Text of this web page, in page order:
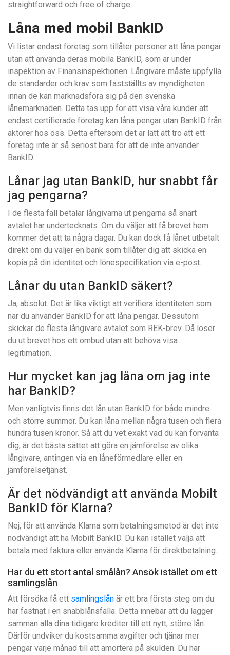
straightforward och free of charge.
Låna med mobil BankID
Vi listar endast företag som tillåter personer att låna pengar
utan att använda deras mobila BankID, som är under
inspektion av Finansinspektionen. Långivare måste uppfylla
de standarder och krav som fastställts av myndigheten
innan de kan marknadsföra sig på den svenska
lånemarknaden. Detta tas upp för att visa våra kunder att
endast certifierade företag kan låna pengar utan BankID från
aktörer hos oss. Detta eftersom det är lätt att tro att ett
företag inte är så seriöst bara för att de inte använder
BankID.
Lånar jag utan BankID, hur snabbt får
jag pengarna?
I de flesta fall betalar långivarna ut pengarna så snart
avtalet har undertecknats. Om du väljer att få brevet hem
kommer det att ta några dagar. Du kan dock få lånet utbetalt
direkt om du väljer en bank som tillåter dig att skicka en
kopia på din identitet och lönespecifikation via e-post.
Lånar du utan BankID säkert?
Ja, absolut. Det är lika viktigt att verifiera identiteten som
när du använder BankID för att låna pengar. Dessutom
skickar de flesta långivare avtalet som REK-brev. Då löser
du ut brevet hos ett ombud utan att behöva visa
legitimation.
Hur mycket kan jag låna om jag inte
har BankID?
Men vanligtvis finns det lån utan BankID för både mindre
och större summor. Du kan låna mellan några tusen och flera
hundra tusen kronor. Så att du vet exakt vad du kan förvänta
dig, är det bästa sättet att göra en jämförelse av olika
långivare, antingen via en låneförmedlare eller en
jämförelsetjänst.
Är det nödvändigt att använda Mobilt
BankID för Klarna?
Nej, för att använda Klarna som betalningsmetod är det inte
nödvändigt att ha Mobilt BankID. Du kan istället välja att
betala med faktura eller använda Klarna för direktbetalning.
Har du ett stort antal smålån? Ansök istället om ett
samlingslån
Att försöka få ett samlingslån är ett bra första steg om du
har fastnat i en snabblånsfälla. Detta innebär att du lägger
samman alla dina tidigare krediter till ett nytt, större lån.
Därför undviker du kostsamma avgifter och tjänar mer
pengar varje månad till att amortera på skulden. Du har